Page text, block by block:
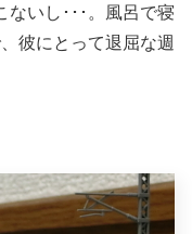
ないし･･･。風呂で寝
彼にとって退屈な週